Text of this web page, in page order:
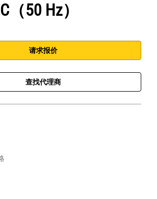
（50 Hz）
请求报价
查找代理商